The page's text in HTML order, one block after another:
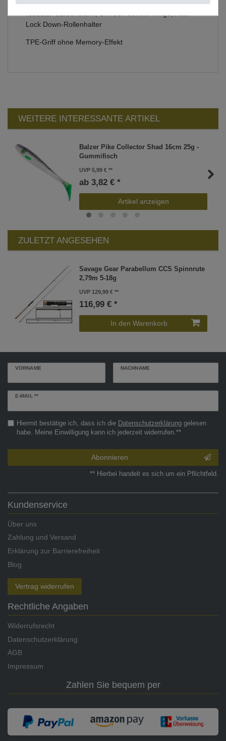
robuster Carbonblank, SiN Coil Control-Ringe, Alien
Lock Down-Rollenhalter
TPE-Griff ohne Memory-Effekt
WEITERE INTERESSANTE ARTIKEL
Balzer Pike Collector Shad 16cm 25g -
Gummifisch
UVP 5,99 €
ab 3,82 € *
Artikel anzeigen
ZULETZT ANGESEHEN
Savage Gear Parabellum CCS Spinnrute
2,79m 5-18g
UVP 129,99 €
116,99 € *
In den Warenkorb
VORNAME NACHNAME
E-MAIL **
Newsletter
Hiermit bestätige ich, dass ich die Daten­schutz­erklärunggelesen
habe. Meine Einwilligung kann ich jederzeit widerrufen.**
Abonnieren
** Hierbei handelt es sich um ein Pflichtfeld.
Kundenservice
Über uns
Zahlung und Versand
Erklärung zur Barrierefreiheit
Blog
Vertrag widerrufen
Rechtliche Angaben
Widerrufsrecht
Datenschutzerklärung
AGB
Impressum
Zahlen Sie bequem per